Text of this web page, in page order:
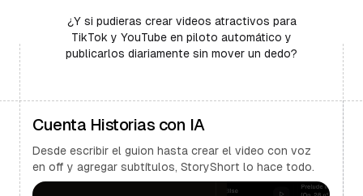
¿Y si pudieras crear videos atractivos para
TikTok y YouTube en piloto automático y
publicarlos diariamente sin mover un dedo?
Cuenta Historias con IA
Desde escribir el guion hasta crear el video con voz
en off y agregar subtítulos, StoryShort lo hace todo.